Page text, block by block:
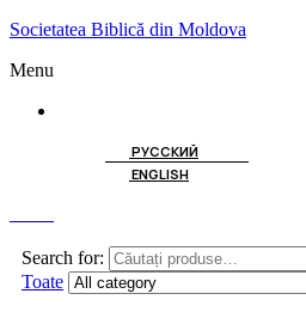
Societatea Biblică din Moldova
Menu
РУССКИЙ
ENGLISH
Search for:
Toate